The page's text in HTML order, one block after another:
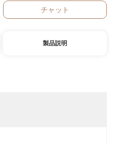
チャット
製品説明